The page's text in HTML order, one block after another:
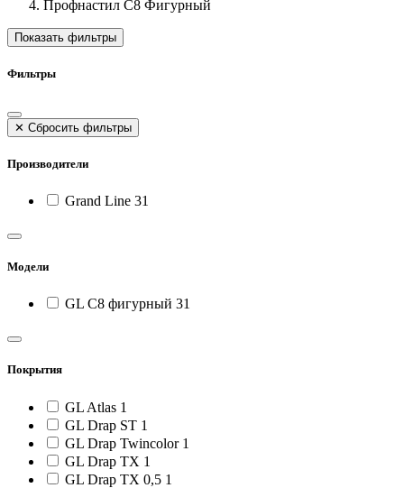
Профнастил С8 Фигурный
Показать фильтры
Фильтры
✕ Сбросить фильтры
Производители
Grand Line 31
Модели
GL C8 фигурный 31
Покрытия
GL Atlas 1
GL Drap ST 1
GL Drap Twincolor 1
GL Drap TX 1
GL Drap TX 0,5 1